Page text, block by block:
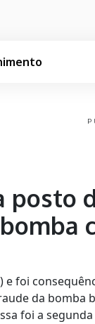
posto
foi
da bomba
foi a